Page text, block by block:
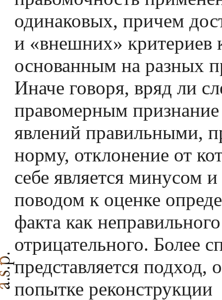
одинаковых, причем
и «внешних» критериев
основанным на разных
Иначе говоря, вряд ли
правомерным
явлений правильными,
норму, отклонение от
себе является минусом
поводом к оценке
факта как
отрицательного. Более
представляется подход,
попытке реконструкции